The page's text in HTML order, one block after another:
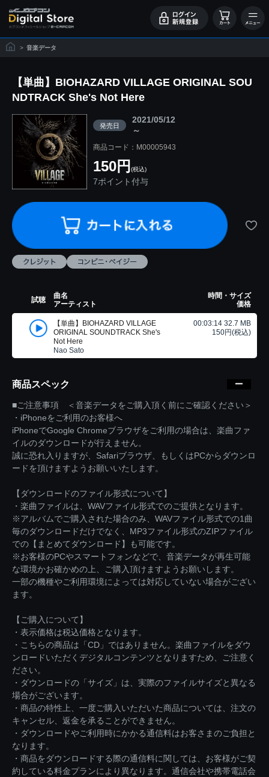
> 音楽データ
【単曲】BIOHAZARD VILLAGE ORIGINAL SOU
NDTRACK She's Not Here
発売日
2021/05/12
～
商品コード：M00005943
150円 (税込)
7ポイント付与
試聴
曲名
アーティスト
時間・サイズ
価格
【単曲】BIOHAZARD VILLAGE
ORIGINAL SOUNDTRACK She's
Not Here
Nao Sato
00:03:14 32.7 MB
150円(税込)
商品スペック
■ご注意事項 ＜音楽データをご購入頂く前にご確認ください＞
・iPhoneをご利用のお客様へ
iPhoneでGoogle Chromeブラウザをご利用の場合は、楽曲ファ
イルのダウンロードが行えません。
誠に恐れ入りますが、Safariブラウザ、もしくはPCからダウンロ
ードを頂けますようお願いいたします。
【ダウンロードのファイル形式について】
・楽曲ファイルは、WAVファイル形式でのご提供となります。
※アルバムでご購入された場合のみ、WAVファイル形式での1曲
毎のダウンロードだけでなく、MP3ファイル形式のZIPファイル
での【まとめてダウンロード】も可能です。
※お客様のPCやスマートフォンなどで、音楽データが再生可能
な環境かお確かめの上、ご購入頂けますようお願いします。
一部の機種やご利用環境によっては対応していない場合がござい
ます。
【ご購入について】
・表示価格は税込価格となります。
・こちらの商品は「CD」ではありません。楽曲ファイルをダウ
ンロードいただくデジタルコンテンツとなりますため、ご注意く
ださい。
・ダウンロードの「サイズ」は、実際のファイルサイズと異なる
場合がございます。
・商品の特性上、一度ご購入いただいた商品については、注文の
キャンセル、返金を承ることができません。
・ダウンロードやご利用時にかかる通信料はお客さまのご負担と
なります。
・商品をダウンロードする際の通信料に関しては、お客様がご契
約している料金プランにより異なります。通信会社や携帯電話会